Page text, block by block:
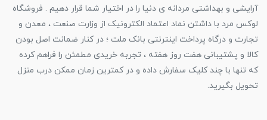
آرایشی و بهداشتی مردانه ی دنیا را در اختیار شما قرار دهیم . فروشگاه
لوکس مرد با داشتن نماد اعتماد الکترونیک از وزارت صنعت ، معدن و
تجارت و درگاه پرداخت اینترنتی بانک ملت ؛ در کنار ضمانت اصل بودن
کالا و پشتیبانی هفت روز هفته ، تجربه خریدی مطمئن را فراهم کرده
که تنها با چند کلیک سفارش داده و در کمترین زمان ممکن درب منزل
تحویل بگیرید.